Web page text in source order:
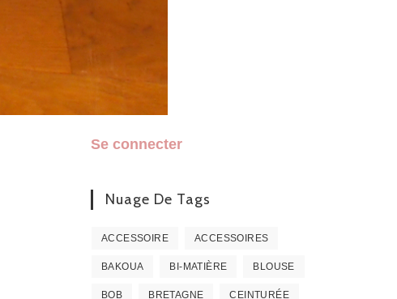
Se connecter
Nuage De Tags
ACCESSOIRE ACCESSOIRES
BAKOUA BI-MATIÈRE BLOUSE
BOB BRETAGNE CEINTURÉE